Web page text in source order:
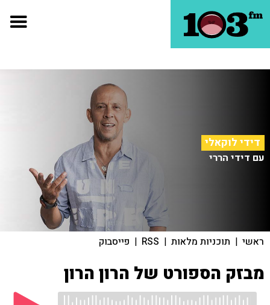
דידי לוקאלי
עם דידי הררי
ראשי | תוכניות מלאות |
RSS
| פייסבוק
מבזק הספורט של הרון הרון